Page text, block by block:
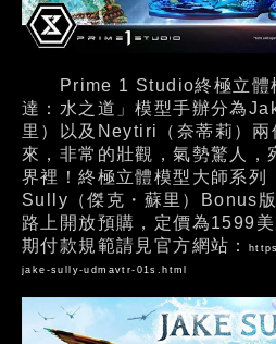
Prime 1 Studio終極立體
達：水之道」模型手辦分為
里）以及Neytiri（奈蒂莉）兩
來，非常的壯觀，氣勢驚人，
界裡！終極立體模型大師系
Sully（傑克・蘇里）Bonus
路上開放預購，定價為1599
期付款規範請見官方網站：
jake-sully-udmavtr-01s.html